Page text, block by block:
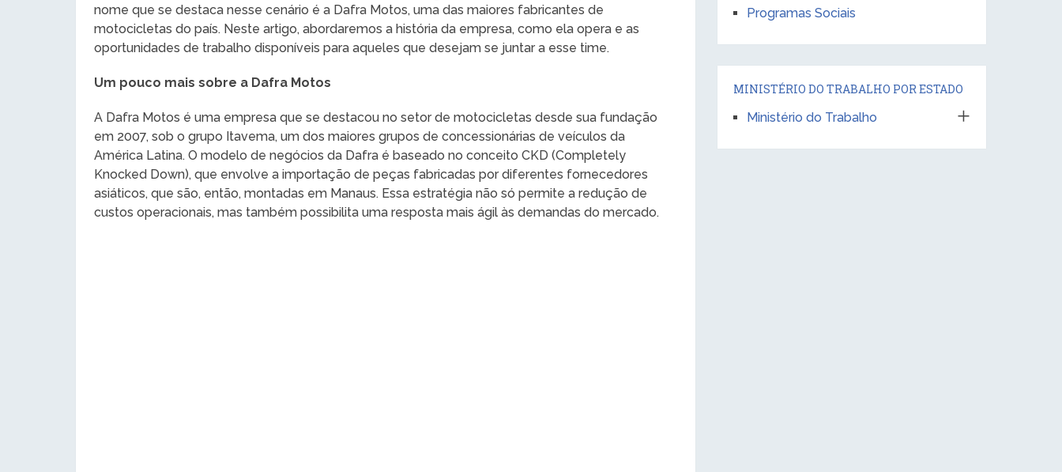
nome que se destaca nesse cenário é a Dafra Motos, uma das maiores fabricantes de
motocicletas do país. Neste artigo, abordaremos a história da empresa, como ela opera e as
oportunidades de trabalho disponíveis para aqueles que desejam se juntar a esse time.
Um pouco mais sobre a Dafra Motos
A Dafra Motos é uma empresa que se destacou no setor de motocicletas desde sua fundação
em 2007, sob o grupo Itavema, um dos maiores grupos de concessionárias de veículos da
América Latina. O modelo de negócios da Dafra é baseado no conceito CKD (Completely
Knocked Down), que envolve a importação de peças fabricadas por diferentes fornecedores
asiáticos, que são, então, montadas em Manaus. Essa estratégia não só permite a redução de
custos operacionais, mas também possibilita uma resposta mais ágil às demandas do mercado.
Programas Sociais
MINISTÉRIO DO TRABALHO POR ESTADO
Ministério do Trabalho